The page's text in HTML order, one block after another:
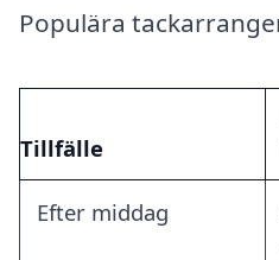
Populära
Tillfälle
Efter middag